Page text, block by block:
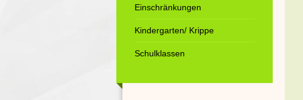
Einschränkungen
Kindergarten/ Krippe
Schulklassen